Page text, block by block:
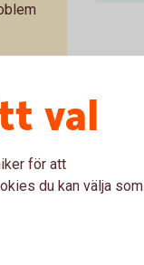
ditt
du
val
för att
du kan välja som